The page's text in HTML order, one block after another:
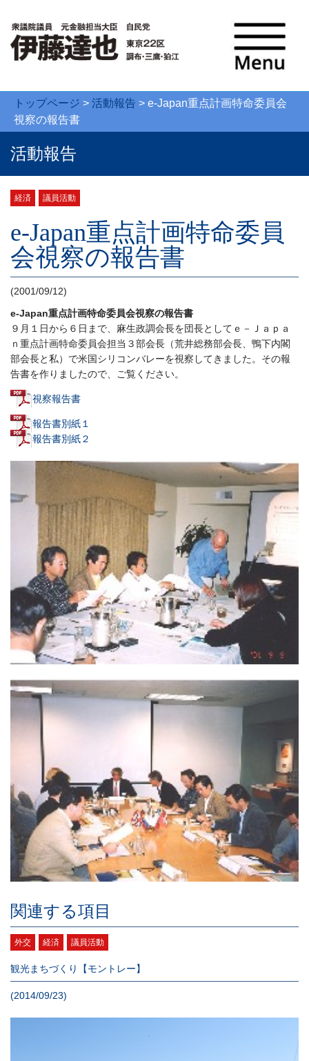
トップページ > 活動報告 > e-Japan重点計画特命委員会
視察の報告書
活動報告
経済 議員活動
e-Japan重点計画特命委員
会視察の報告書
(2001/09/12)
e-Japan重点計画特命委員会視察の報告書
９月１日から６日まで、麻生政調会長を団長としてｅ－Ｊａｐａ
ｎ重点計画特命委員会担当３部会長（荒井総務部会長、鴨下内閣
部会長と私）で米国シリコンバレーを視察してきました。その報
告書を作りましたので、ご覧ください。
視察報告書
報告書別紙１
報告書別紙２
関連する項目
外交 経済 議員活動
観光まちづくり【モントレー】
(2014/09/23)